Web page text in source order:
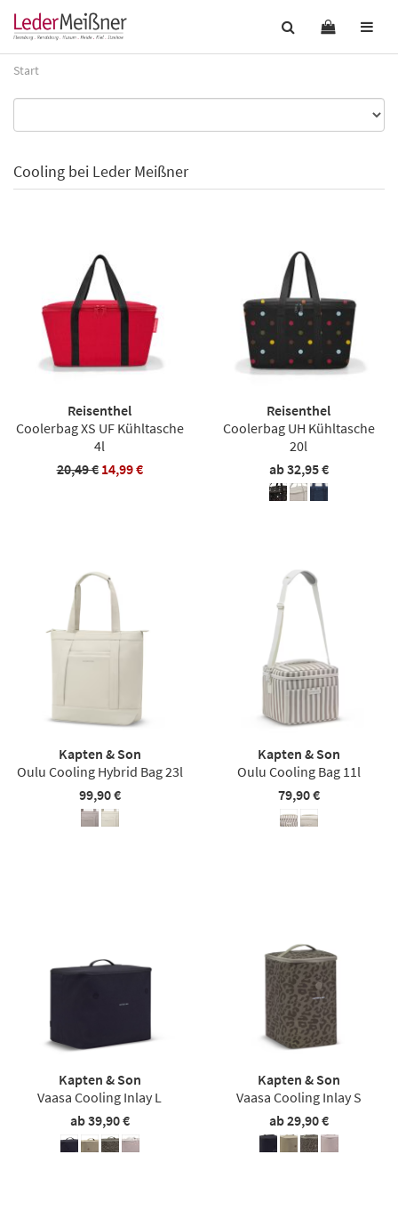
Start
Cooling bei Leder Meißner
Reisenthel
Coolerbag XS UF Kühltasche
4l
20,49 € 14,99 €
Reisenthel
Coolerbag UH Kühltasche
20l
ab 32,95 €
Kapten & Son
Oulu Cooling Hybrid Bag 23l
99,90 €
Kapten & Son
Oulu Cooling Bag 11l
79,90 €
Kapten & Son
Vaasa Cooling Inlay L
ab 39,90 €
Kapten & Son
Vaasa Cooling Inlay S
ab 29,90 €